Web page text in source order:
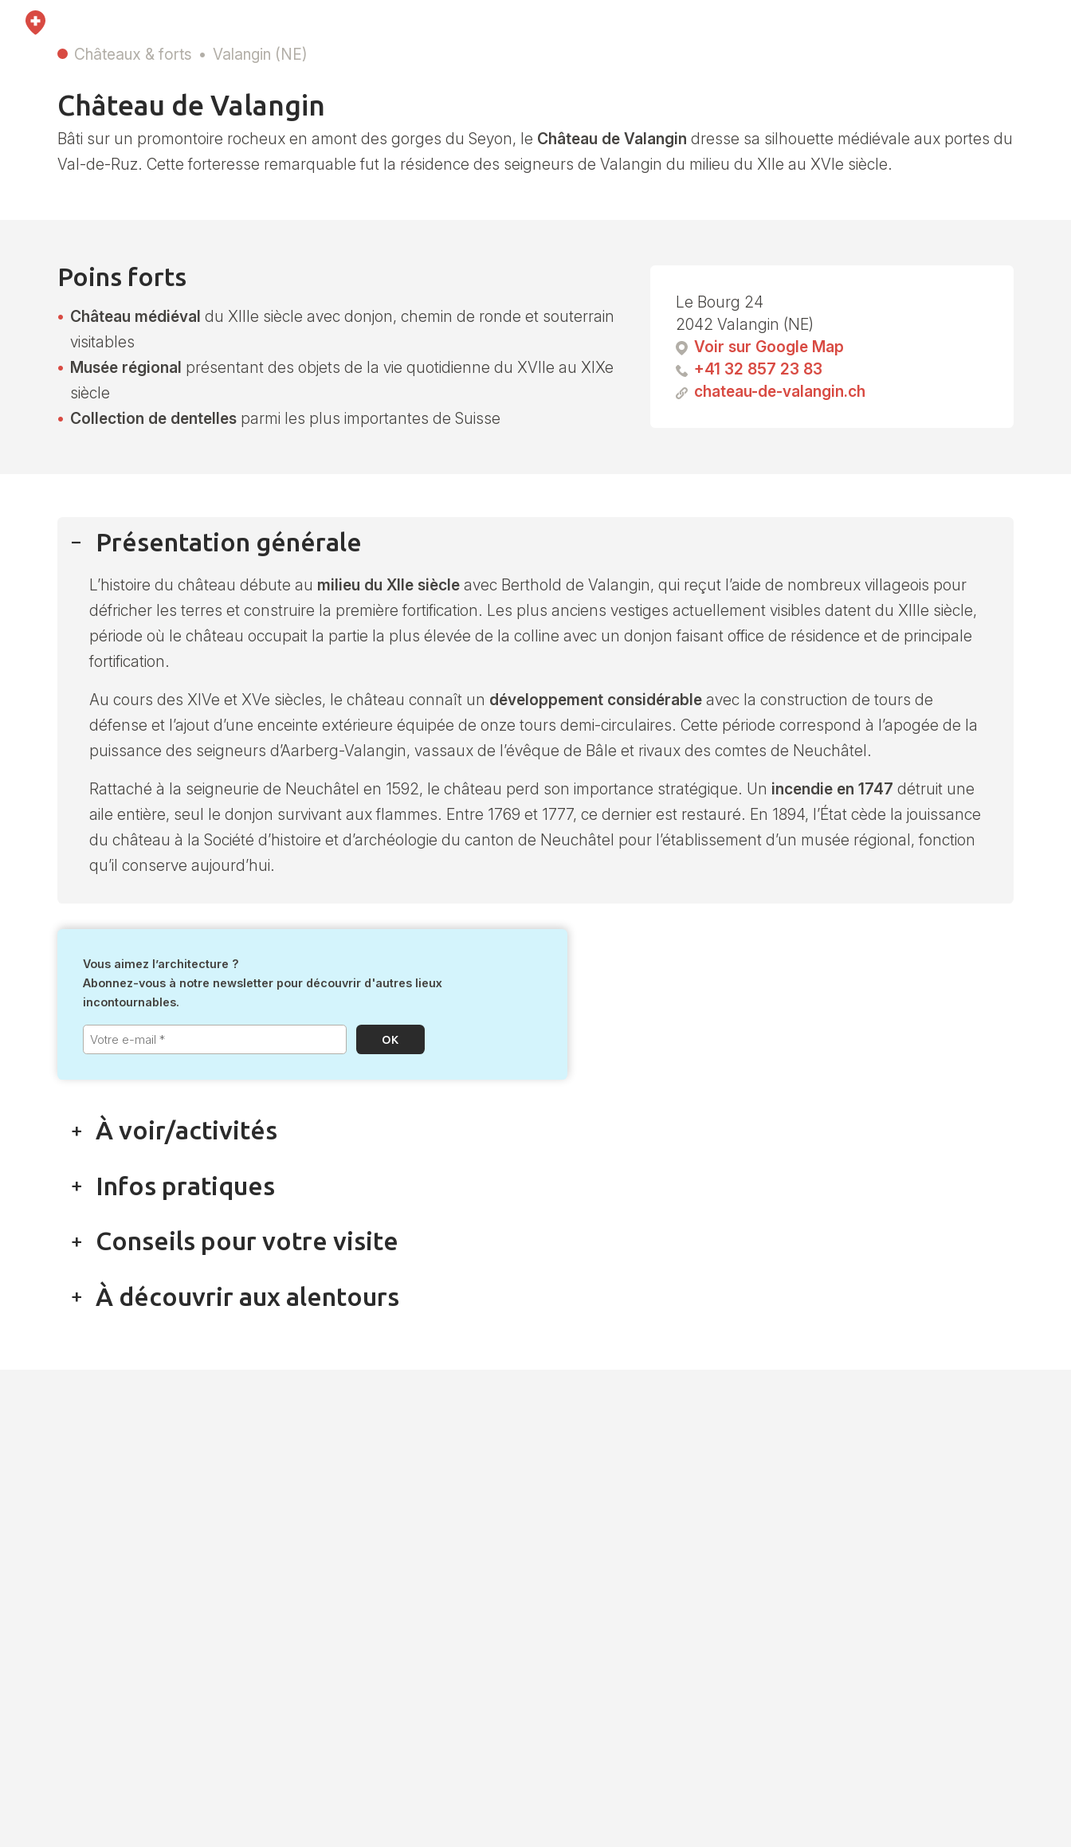
Châteaux & forts Valangin (NE)
Château de Valangin
Bâti sur un promontoire rocheux en amont des gorges du Seyon, le Château de Valangin dresse sa silhouette médiévale aux portes du
Val-de-Ruz. Cette forteresse remarquable fut la résidence des seigneurs de Valangin du milieu du XIIe au XVIe siècle.
Poins forts
Château médiéval du XIIIe siècle avec donjon, chemin de ronde et souterrain
visitables
Musée régional présentant des objets de la vie quotidienne du XVIIe au XIXe
siècle
Collection de dentelles parmi les plus importantes de Suisse
Le Bourg 24
2042 Valangin (NE)
Voir sur Google Map
+41 32 857 23 83
chateau-de-valangin.ch
Présentation générale
L’histoire du château débute au milieu du XIIe siècle avec Berthold de Valangin, qui reçut l’aide de nombreux villageois pour
défricher les terres et construire la première fortification. Les plus anciens vestiges actuellement visibles datent du XIIIe siècle,
période où le château occupait la partie la plus élevée de la colline avec un donjon faisant office de résidence et de principale
fortification.
Au cours des XIVe et XVe siècles, le château connaît un développement considérable avec la construction de tours de
défense et l’ajout d’une enceinte extérieure équipée de onze tours demi-circulaires. Cette période correspond à l’apogée de la
puissance des seigneurs d’Aarberg-Valangin, vassaux de l’évêque de Bâle et rivaux des comtes de Neuchâtel.
Rattaché à la seigneurie de Neuchâtel en 1592, le château perd son importance stratégique. Un incendie en 1747 détruit une
aile entière, seul le donjon survivant aux flammes. Entre 1769 et 1777, ce dernier est restauré. En 1894, l’État cède la jouissance
du château à la Société d’histoire et d’archéologie du canton de Neuchâtel pour l’établissement d’un musée régional, fonction
qu’il conserve aujourd’hui.
Vous aimez l’architecture ?
Abonnez-vous à notre newsletter pour découvrir d'autres lieux
incontournables.
Votre
e-
mail
À voir/activités
Infos pratiques
Conseils pour votre visite
À découvrir aux alentours